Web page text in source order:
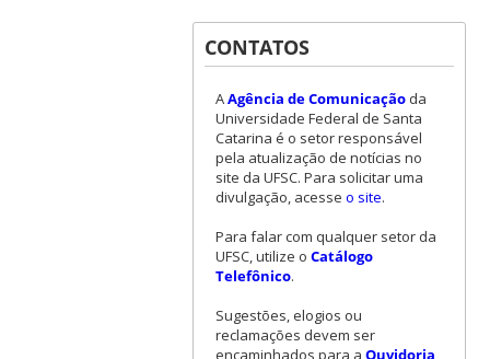
CONTATOS
AAgência de Comunicaçãoda
Universidade Federal de Santa
Catarina é o setor responsável
pela atualização de notícias no
site da UFSC. Para solicitar uma
divulgação, acesse o site.
Para falar com qualquer setor da
UFSC, utilize o Catálogo
Telefônico.
Sugestões, elogios ou
reclamações devem ser
encaminhados para a Ouvidoria